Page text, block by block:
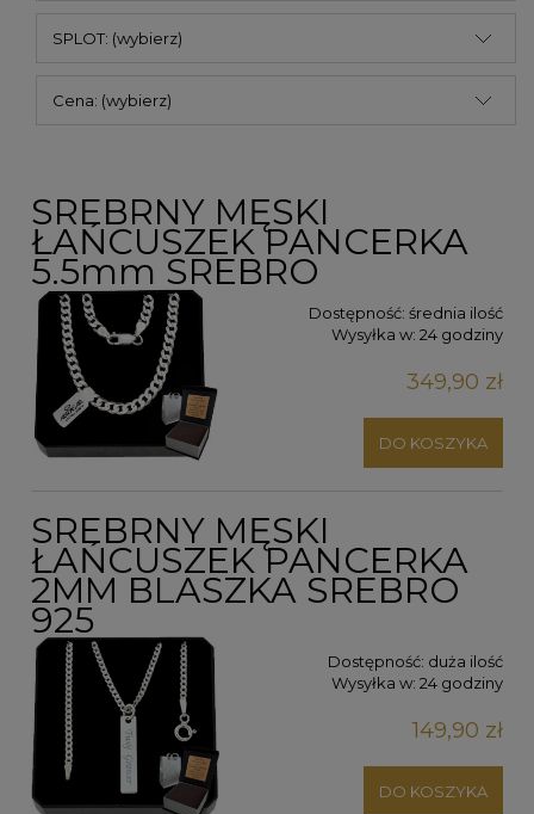
SPLOT: (wybierz)
Cena: (wybierz)
SREBRNY MĘSKI
ŁAŃCUSZEK PANCERKA
5.5mm SREBRO
Dostępność: średnia ilość
Wysyłka w: 24 godziny
349,90 zł
DO KOSZYKA
SREBRNY MĘSKI
ŁAŃCUSZEK PANCERKA
2MM BLASZKA SREBRO
925
Dostępność: duża ilość
Wysyłka w: 24 godziny
149,90 zł
DO KOSZYKA